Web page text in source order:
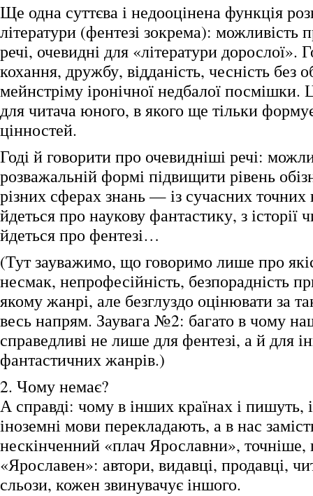
Ще одна суттєва і недооцінена функція
літератури (фентезі зокрема): можливість
речі, очевидні для «літератури дорослої».
кохання, дружбу, відданість, чесність без
мейнстріму іронічної недбалої
для читача юного, в якого ще тільки
цінностей.
Годі й говорити про очевидніші речі:
розважальній формі підвищити рівень
різних сферах знань — із сучасних
йдеться про наукову фантастику, з історії
йдеться про фентезі…
(Тут зауважимо, що говоримо лише про
несмак, непрофесійність, безпорадність
якому жанрі, але безглуздо оцінювати за
весь напрям. Заувага №2: багато в чому
справедливі не лише для фентезі, а й для
фантастичних жанрів.)
2. Чому немає?
А справді: чому в інших країнах і пишуть,
іноземні мови перекладають, а в нас
нескінченний «плач Ярославни», точніше,
«Ярославен»: автори, видавці, продавці,
сльози, кожен звинувачує іншого.